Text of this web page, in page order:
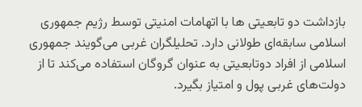
بازداشت دو تابعیتی ها با اتهامات امنیتی توسط رژیم جمهوری
اسلامی سابقه‌ای طولانی دارد. تحلیلگران غربی می‌گویند جمهوری
اسلامی از افراد دوتابعیتی به عنوان گروگان استفاده می‌کند تا از
دولت‌های غربی پول و امتیاز بگیرد.